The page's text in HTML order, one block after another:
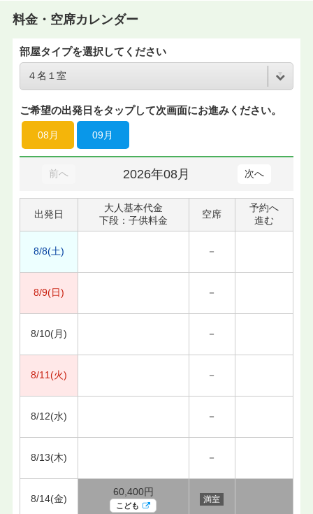
料金・空席カレンダー
部屋タイプを選択してください
ご希望の出発日をタップして次画面にお進みください。
08月 09月
前へ 2026年08月 次へ
出発日
大人基本代金
下段：子供料金
空席
予約へ
進む
8/8(土) －
8/9(日) －
8/10(月) －
8/11(火) －
8/12(水) －
8/13(木) －
8/14(金)
60,400円
こども
満室